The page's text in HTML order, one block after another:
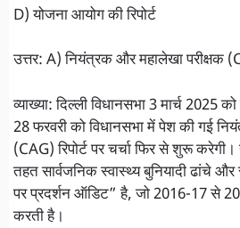
D) योजना आयोग की रिपोर्ट
उत्तर: A) नियंत्रक और महालेखा परीक्षक
व्याख्या: दिल्ली विधानसभा 3 मार्च 2025 को
28 फरवरी को विधानसभा में पेश की गई
(CAG) रिपोर्ट पर चर्चा फिर से शुरू करेगी।
तहत सार्वजनिक स्वास्थ्य बुनियादी ढांचे
पर प्रदर्शन ऑडिट” है, जो 2016-17 से
करती है।